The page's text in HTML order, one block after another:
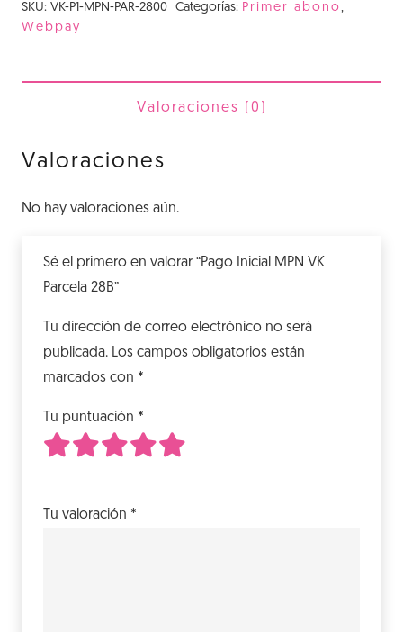
MPN
SKU: VK-P1-MPN-PAR-2800 Categorías: Primer abono,
Webpay
Valoraciones (0)
Valoraciones
No hay valoraciones aún.
Sé el primero en valorar “Pago Inicial MPN VK
Parcela 28B”
Tu dirección de correo electrónico no será
publicada. Los campos obligatorios están
marcados con *
Tu puntuación *
Tu valoración *